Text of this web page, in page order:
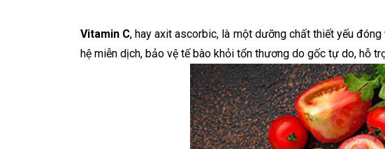
Vitamin C, hay axit ascorbic, là một dưỡng chất thiết yếu
hệ miễn dịch, bảo vệ tế bào khỏi tổn thương do gốc tự do, hỗ